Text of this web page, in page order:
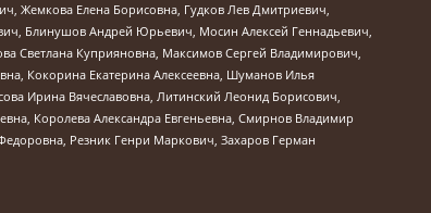
Жемкова Елена Борисовна, Гудков Лев Дмитриевич,
Блинушов Андрей Юрьевич, Мосин Алексей Геннадьевич,
Светлана Куприяновна, Максимов Сергей Владимирович,
Кокорина Екатерина Алексеевна, Шуманов Илья
Ирина Вячеславовна, Литинский Леонид Борисович,
Королева Александра Евгеньевна, Смирнов Владимир
Резник Генри Маркович, Захаров Герман